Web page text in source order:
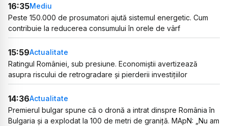
16:35Mediu
Peste 150.000 de prosumatori ajută sistemul energetic. Cum
contribuie la reducerea consumului în orele de vârf
15:59Actualitate
Ratingul României, sub presiune. Economiștii avertizează
asupra riscului de retrogradare și pierderii investițiilor
14:36Actualitate
Premierul bulgar spune că o dronă a intrat dinspre România în
Bulgaria și a explodat la 100 de metri de graniță. MApN: „Nu am